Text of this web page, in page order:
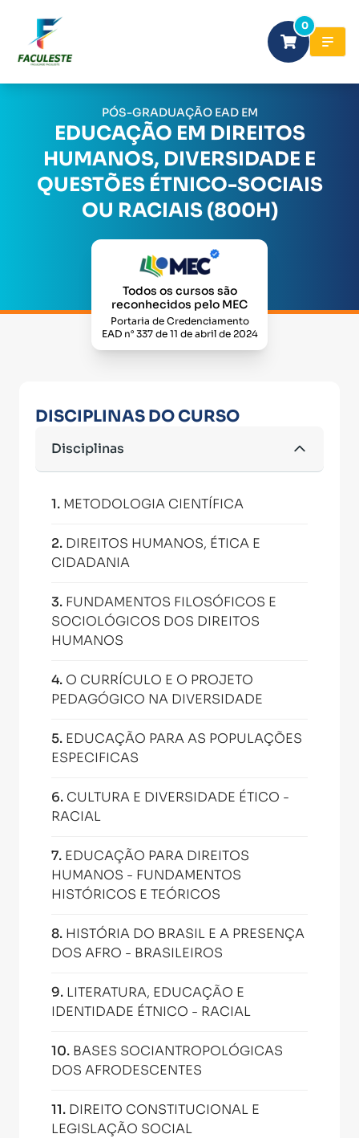
0
PÓS-GRADUAÇÃO EAD EM
EDUCAÇÃO EM DIREITOS
HUMANOS, DIVERSIDADE E
QUESTÕES ÉTNICO-SOCIAIS
OU RACIAIS (800H)
Todos os cursos são
reconhecidos pelo MEC
Portaria de Credenciamento
EAD n° 337 de 11 de abril de 2024
DISCIPLINAS DO CURSO
Disciplinas
1. METODOLOGIA CIENTÍFICA
2. DIREITOS HUMANOS, ÉTICA E
CIDADANIA
3. FUNDAMENTOS FILOSÓFICOS E
SOCIOLÓGICOS DOS DIREITOS
HUMANOS
4. O CURRÍCULO E O PROJETO
PEDAGÓGICO NA DIVERSIDADE
5. EDUCAÇÃO PARA AS POPULAÇÕES
ESPECIFICAS
6. CULTURA E DIVERSIDADE ÉTICO -
RACIAL
7. EDUCAÇÃO PARA DIREITOS
HUMANOS - FUNDAMENTOS
HISTÓRICOS E TEÓRICOS
8. HISTÓRIA DO BRASIL E A PRESENÇA
DOS AFRO - BRASILEIROS
9. LITERATURA, EDUCAÇÃO E
IDENTIDADE ÉTNICO - RACIAL
10. BASES SOCIANTROPOLÓGICAS
DOS AFRODESCENTES
11. DIREITO CONSTITUCIONAL E
LEGISLAÇÃO SOCIAL